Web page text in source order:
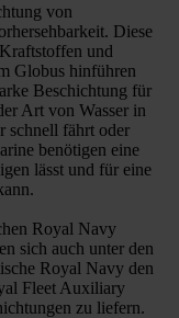
von
Diese
und
Globus hinführen
Beschichtung für
Art von Wasser in
schnell fährt oder
benötigen eine
lässt und für eine
Royal Navy
sich auch unter den
Royal Navy den
Fleet Auxiliary
zu liefern.